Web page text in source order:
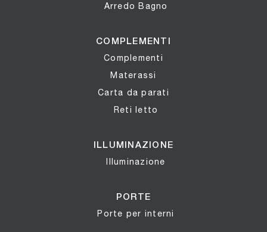
Arredo Bagno
COMPLEMENTI
Complementi
Materassi
Carta da parati
Reti letto
ILLUMINAZIONE
Illuminazione
PORTE
Porte per interni